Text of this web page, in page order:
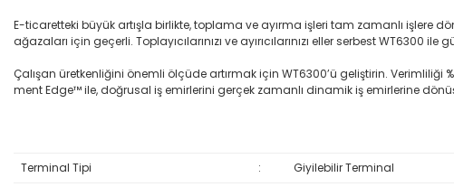
E-ticaretteki büyük artışla birlikte, toplama ve ayırma işleri tam zamanlı işlere
ağazaları için geçerli. Toplayıcılarınızı ve ayırıcılarınızı eller serbest WT6300
Çalışan üretkenliğini önemli ölçüde artırmak için WT6300’ü geliştirin.
ment Edge™ ile, doğrusal iş emirlerini gerçek zamanlı dinamik iş emirlerine
Terminal Tipi :
Giyilebilir Terminal